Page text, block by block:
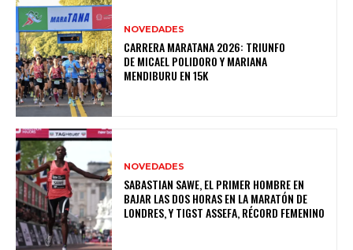
NOVEDADES
CARRERA MARATANA 2026: TRIUNFO
DE MICAEL POLIDORO Y MARIANA
MENDIBURU EN 15K
NOVEDADES
SABASTIAN SAWE, EL PRIMER HOMBRE EN
BAJAR LAS DOS HORAS EN LA MARATÓN DE
LONDRES, Y TIGST ASSEFA, RÉCORD FEMENINO